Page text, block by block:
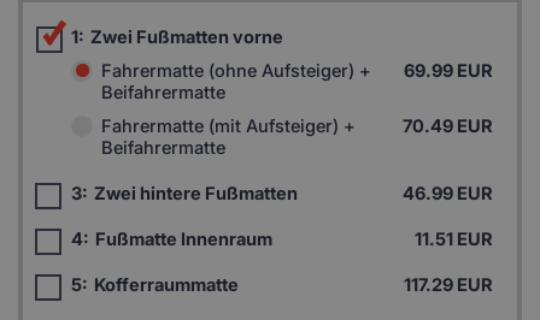
1: Zwei Fußmatten vorne
Fahrermatte (ohne Aufsteiger) +
Beifahrermatte
69.99 EUR
Fahrermatte (mit Aufsteiger) +
Beifahrermatte
70.49 EUR
3: Zwei hintere Fußmatten 46.99 EUR
4: Fußmatte Innenraum 11.51 EUR
5: Kofferraummatte 117.29 EUR